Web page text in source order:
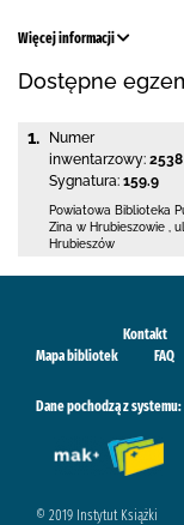
Więcej informacji
Dostępne
1.
Numer
inwentarzowy: 2538
Sygnatura: 159.9
Powiatowa Biblioteka
Zina w Hrubieszowie
Hrubieszów
Kontakt
Mapa bibliotek
FAQ
Dane pochodzą z systemu:
© 2019 Instytut Książki